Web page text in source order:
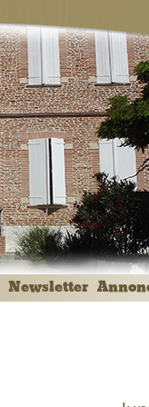
Newsletter